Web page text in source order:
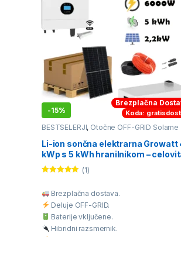
-15%
Brezplačna
Koda:
BESTSELERJI, Otočne OFF-GRID Solarne
Li-ion sončna elektrarna Growatt
kWp s 5 kWh hranilnikom –
off-grid solarna rešitev
(1)
Brezplačna dostava.
Deluje OFF-GRID.
Baterije vključene.
Hibridni razsmernik.